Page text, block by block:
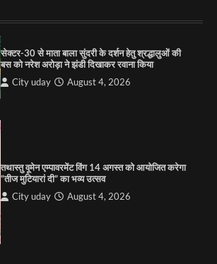
पारस हेल्थ पंचकूला ने ‘तिरंगा यात्रा 2025’ का हरियाणा से
कश्मीर तक किया आगाज़, राष्ट्रीय एकता को मिलेगा नया
आयाम
सेक्टर-30 से माता बाला सुंदरी के दर्शन हेतु श्रद्धालुओं की
बस को नरेश अरोड़ा ने झंडी दिखाकर रवाना किया
City uday August 4, 2026
तथास्तु वूमेन एम्पावरमेंट विंग 14 अगस्त को आयोजित करेगा
“तीज मुटियारां दी” का भव्य उत्सव
City uday August 4, 2026